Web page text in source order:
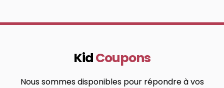
KidCoupons
Nous sommes disponibles pour répondre à vos